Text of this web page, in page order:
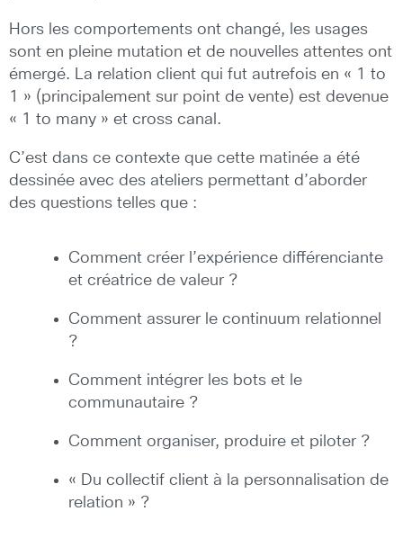
Hors les comportements ont changé, les usages
sont en pleine mutation et de nouvelles attentes ont
émergé. La relation client qui fut autrefois en « 1 to
1 » (principalement sur point de vente) est devenue
« 1 to many » et cross canal.
C’est dans ce contexte que cette matinée a été
dessinée avec des ateliers permettant d’aborder
des questions telles que :
Comment créer l’expérience différenciante
et créatrice de valeur ?
Comment assurer le continuum relationnel
?
Comment intégrer les bots et le
communautaire ?
Comment organiser, produire et piloter ?
« Du collectif client à la personnalisation de
relation » ?